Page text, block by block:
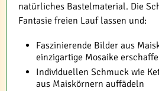
natürliches Bastelmaterial. Die
Fantasie freien Lauf lassen und:
Faszinierende Bilder aus
einzigartige Mosaike
Individuellen Schmuck wie
aus Maiskörnern auffädeln